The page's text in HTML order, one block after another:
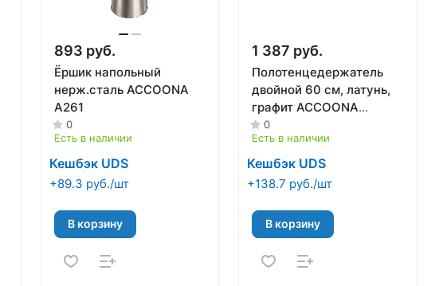
893 руб.
Ёршик напольный
нерж.сталь ACCOONA
A261
0
Есть в наличии
Кешбэк UDS
+89.3 руб./шт
В корзину
1 387 руб.
Полотенцедержатель
двойной 60 см, латунь,
графит ACCOONA
A12507AT
0
Есть в наличии
Кешбэк UDS
+138.7 руб./шт
В корзину